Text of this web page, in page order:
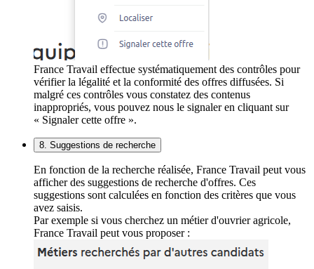
France Travail effectue systématiquement des contrôles pour
vérifier la légalité et la conformité des offres diffusées. Si
malgré ces contrôles vous constatez des contenus
inappropriés, vous pouvez nous le signaler en cliquant sur
« Signaler cette offre ».
8. Suggestions de recherche
En fonction de la recherche réalisée, France Travail peut vous
afficher des suggestions de recherche d'offres. Ces
suggestions sont calculées en fonction des critères que vous
avez saisis.
Par exemple si vous cherchez un métier d'ouvrier agricole,
France Travail peut vous proposer :